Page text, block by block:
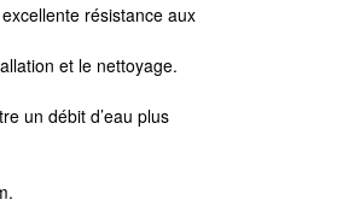
résistance aux
et le nettoyage.
un débit d’eau plus